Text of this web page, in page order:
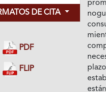
DE CITA
PDF
FLIP